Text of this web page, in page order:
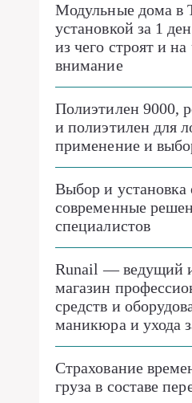
Модульные дома в
установкой за 1
из чего строят и на
внимание
Полиэтилен 9000,
и полиэтилен для
применение и
Выбор и установка
современные
специалистов
Runail — ведущий
магазин
средств и
маникюра и ухода
Страхование
груза в составе